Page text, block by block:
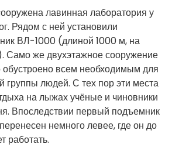
лавинная лаборатория у
Рядом с ней установили
ВЛ-1000 (длиной 1000 м, на
Само же двухэтажное сооружение
всем необходимым для
группы людей. С тех пор эти места
на лыжах учёные и чиновники
Впоследствии первый подъемник
немного левее, где он до
работать.